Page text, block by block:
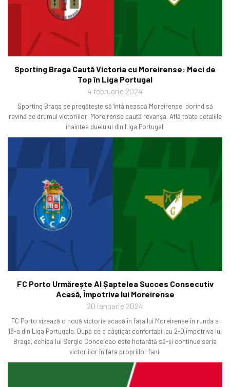
Sporting Braga Caută Victoria cu Moreirense: Meci de
Top în Liga Portugal
4 februarie 2024
Sporting Braga se pregătește să întâlnească Moreirense, dorind să
revină pe drumul victoriilor. Moreirense caută revanșa. Află toate detaliile
înaintea duelului din Liga Portugal!
FC Porto Urmărește Al Șaptelea Succes Consecutiv
Acasă, Împotriva lui Moreirense
20 ianuarie 2024
FC Porto vizează o nouă victorie acasă în fața lui Moreirense în runda a
18-a din Liga Portugala. După ce a câștigat confortabil cu 2-0 împotriva lui
Braga, echipa lui Sergio Conceicao este hotărâtă să-și continue seria
victoriilor în fața propriilor fani.